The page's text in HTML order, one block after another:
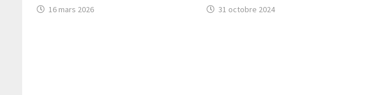
16 mars 2026 31 octobre 2024